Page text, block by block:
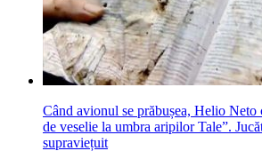
Când avionul se prăbușea, Helio
de veselie la umbra aripilor Tale”.
supraviețuit